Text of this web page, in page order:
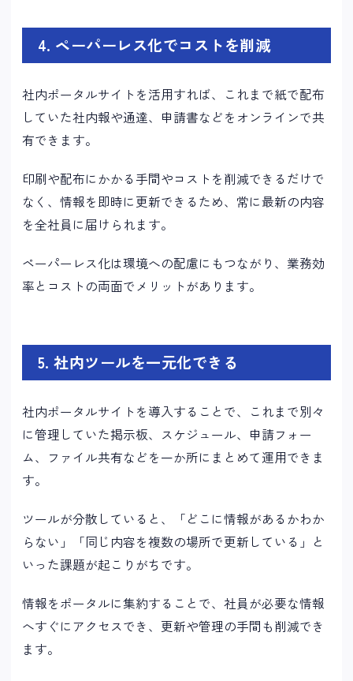
4. ペーパーレス化でコストを削減
社内ポータルサイトを活用すれば、これまで紙で配布
していた社内報や通達、申請書などをオンラインで共
有できます。
印刷や配布にかかる手間やコストを削減できるだけで
なく、情報を即時に更新できるため、常に最新の内容
を全社員に届けられます。
ペーパーレス化は環境への配慮にもつながり、業務効
率とコストの両面でメリットがあります。
5. 社内ツールを一元化できる
社内ポータルサイトを導入することで、これまで別々
に管理していた掲示板、スケジュール、申請フォー
ム、ファイル共有などを一か所にまとめて運用できま
す。
ツールが分散していると、「どこに情報があるかわか
らない」「同じ内容を複数の場所で更新している」と
いった課題が起こりがちです。
情報をポータルに集約することで、社員が必要な情報
へすぐにアクセスでき、更新や管理の手間も削減でき
ます。